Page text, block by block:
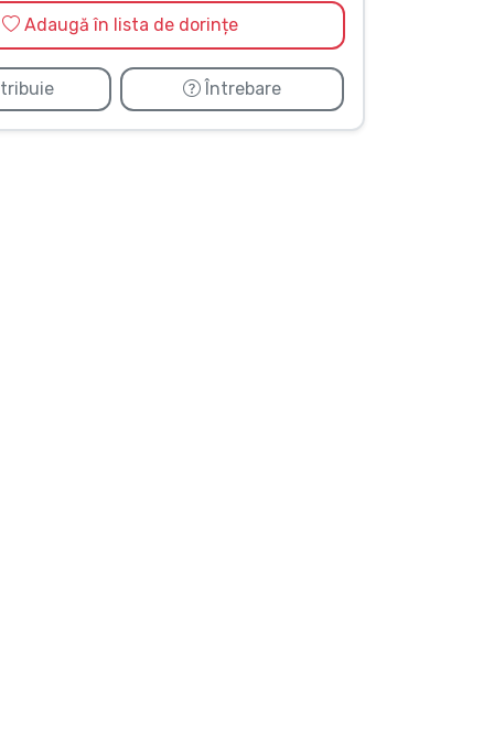
Adaugă în lista de dorințe
Întrebare